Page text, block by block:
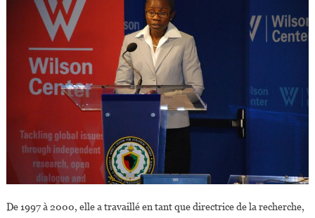
De 1997 à 2000, elle a travaillé en tant que directrice de la recherche,